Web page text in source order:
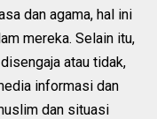
dan agama, hal ini
mereka. Selain itu,
atau tidak,
informasi dan
dan situasi